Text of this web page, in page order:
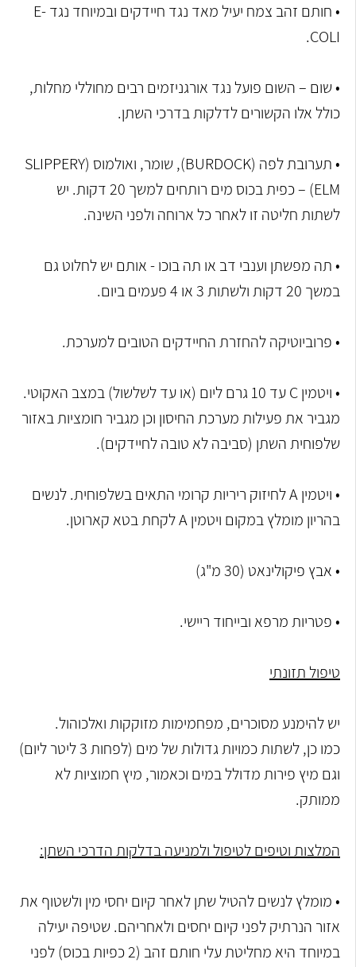
• חותם זהב צמח יעיל מאד נגד חיידקים ובמיוחד נגד E-
COLI.
• שום – השום פועל נגד אורגניזמים רבים מחוללי מחלות,
כולל אלו הקשורים לדלקות בדרכי השתן.
• תערובת לפה (BURDOCK), שומר, ואולמוס (SLIPPERY
ELM) – כפית בכוס מים רותחים למשך 20 דקות. יש
לשתות חליטה זו לאחר כל ארוחה ולפני השינה.
• תה מפשתן וענבי דב או תה בוכו - אותם יש לחלוט גם
במשך 20 דקות ולשתות 3 או 4 פעמים ביום.
• פרוביוטיקה להחזרת החיידקים הטובים למערכת.
• ויטמין C עד 10 גרם ליום (או עד לשלשול) במצב האקוטי.
מגביר את פעילות מערכת החיסון וכן מגביר חומציות באזור
שלפוחית השתן (סביבה לא טובה לחיידקים).
• ויטמין A לחיזוק ריריות קרומי התאים בשלפוחית. לנשים
בהריון מומלץ במקום ויטמין A לקחת בטא קארוטן.
• אבץ פיקולינאט (30 מ"ג)
• פטריות מרפא ובייחוד ריישי.
טיפול תזונתי
יש להימנע מסוכרים, מפחמימות מזוקקות ואלכוהול.
כמו כן, לשתות כמויות גדולות של מים (לפחות 3 ליטר ליום)
וגם מיץ פירות מדולל במים וכאמור, מיץ חמוציות לא
ממותק.
המלצות וטיפים לטיפול ולמניעה בדלקות הדרכי השתן:
• מומלץ לנשים להטיל שתן לאחר קיום יחסי מין ולשטוף את
אזור הנרתיק לפני קיום יחסים ולאחריהם. שטיפה יעילה
במיוחד היא מחליטת עלי חותם זהב (2 כפיות בכוס) לפני